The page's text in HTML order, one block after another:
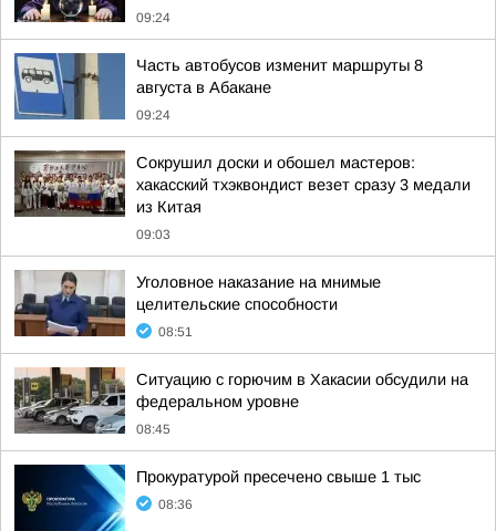
09:24
Часть автобусов изменит маршруты 8
августа в Абакане
09:24
Сокрушил доски и обошел мастеров:
хакасский тхэквондист везет сразу 3 медали
из Китая
09:03
Уголовное наказание на мнимые
целительские способности
08:51
Ситуацию с горючим в Хакасии обсудили на
федеральном уровне
08:45
Прокуратурой пресечено свыше 1 тыс
08:36